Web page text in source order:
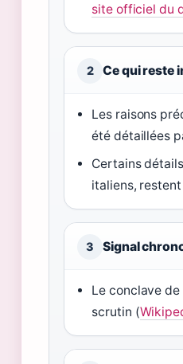
site officiel du
2 Ce qui reste
Les raisons
été détaillées
Certains
italiens,
3 Signal
Le conclave
scrutin (